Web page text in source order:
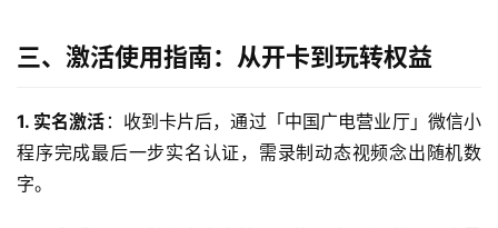
三、激活使用指南：从开卡到玩转权益
1. 实名激活 ：收到卡片后，通过「中国广电营业厅」微信小
程序完成最后一步实名认证，需录制动态视频念出随机数
字。